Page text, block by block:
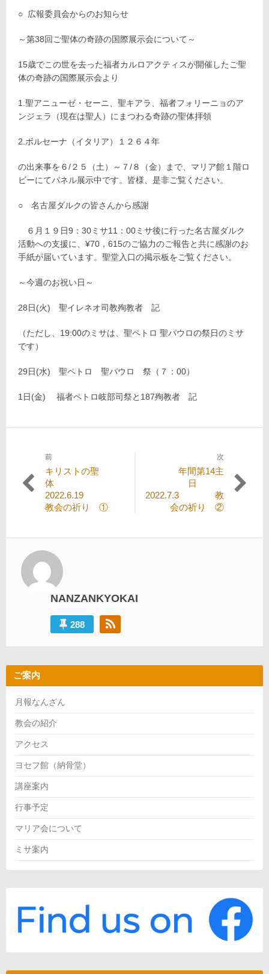
○ 広報委員会からのお知らせ
～第38回ご聖体の奇跡の国際展示会について～
15歳でこの世を去った福者カルロアクティスが開催したご聖
体の奇跡の国際展示会より
1.聖アニューゼ・セーニ、聖キアラ、福者フォリーニョのア
ンジェラ（現在は聖人）にまつわる奇跡の聖体拝領
2.ボルセーナ（イタリア）１２６４年
の出来事を６/２５（土）～７/８（金）まで、マリア館１階ロ
ビーにてパネル展示中です。皆様、是非ご覧ください。
○ 名古屋ダルクの皆さんから感謝
６月１９日9：30ミサ11：00ミサ後に行った名古屋ダルク
活動への支援に、¥70，615のご協力のご報告と共に感謝のお
手紙が届いています。聖堂入口の掲示板をご覧ください。
～今週のお祝い日～
28日(火) 聖イレネオ司教殉教者 記
（ただし、19:00のミサは、聖ペトロ 聖パウロの祭日のミサ
です）
29日(水) 聖ペトロ 聖パウロ 祭（７：00）
1日(金) 福者ペトロ岐部司祭と187殉教者 記
稿
ゲ
ー
シ
ョ
前
過
去
の
投
キリストの聖
体
2022.6.19
教会の祈り ①
次
投
年間第14主
日
2022.7.3 教
会の祈り ②
NANZANKYOKAI
288
ご案内
月報なんざん
教会の紹介
アクセス
ヨセフ館（納骨堂）
講座案内
行事予定
マリア会について
ミサ案内